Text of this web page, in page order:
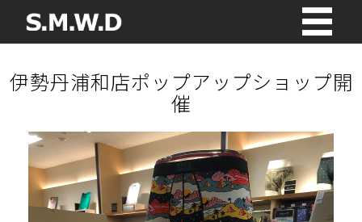
伊勢丹浦和店ポップアップショップ開
催